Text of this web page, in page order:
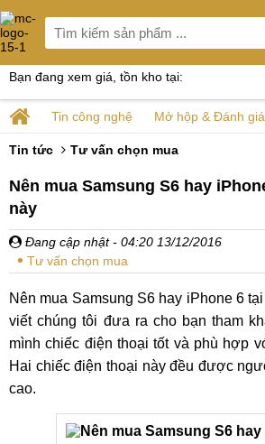
Bạn đang xem giá, tồn kho tại:
Tin công nghệ Mở hộp & Đánh giá
Tin tức Tư vấn chọn mua
Nên mua Samsung S6 hay
này
Đang cập nhật - 04:20 13/12/2016
Tư vấn chọn mua
Nên mua Samsung S6 hay iPhone 6
viết chúng tôi đưa ra cho bạn tham
mình chiếc điện thoại tốt và phù hợp
Hai chiếc điện thoại này đều được
cao.